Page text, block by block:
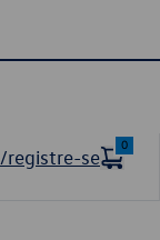
registre-se
0